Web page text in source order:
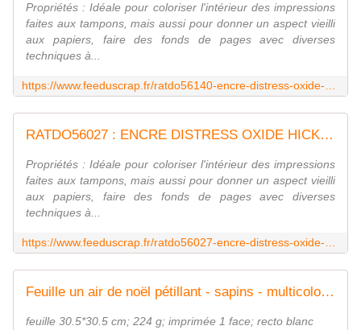
Propriétés : Idéale pour coloriser l'intérieur des impressions
faites aux tampons, mais aussi pour donner un aspect vieilli
aux papiers, faire des fonds de pages avec diverses
techniques à...
RATDO56027 : ENCRE DISTRESS OXIDE HICKORY SMOKE FEE DU SCRAP
Propriétés : Idéale pour coloriser l'intérieur des impressions
faites aux tampons, mais aussi pour donner un aspect vieilli
aux papiers, faire des fonds de pages avec diverses
techniques à...
Feuille un air de noël pétillant - sapins - multicolore Fée du Scrap
feuille 30.5*30.5 cm; 224 g; imprimée 1 face; recto blanc